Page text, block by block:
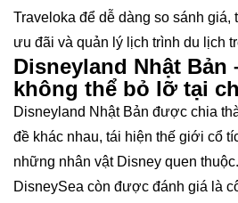
Traveloka để dễ dàng so sánh
ưu đãi và quản lý lịch trình du lịch
Disneyland Nhật Bản
không thể bỏ lỡ tại
Disneyland Nhật Bản được chia
đề khác nhau, tái hiện thế giới cổ
những nhân vật Disney quen
DisneySea còn được đánh giá là